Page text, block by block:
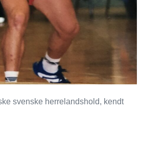
svenske herrelandshold, kendt